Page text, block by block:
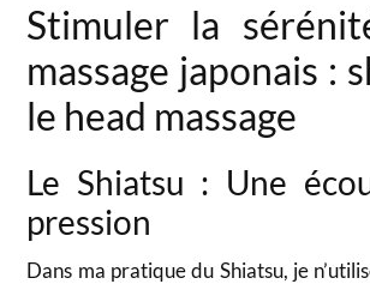
Stimuler la
massage japonais :
le head massage
Le Shiatsu : Une
pression
Dans ma pratique du Shiatsu, je